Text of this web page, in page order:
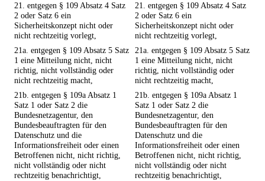
21. entgegen § 109 Absatz 4 Satz
2 oder Satz 6 ein
Sicherheitskonzept nicht oder
nicht rechtzeitig vorlegt,
21. entgegen § 109 Absatz 4 Satz
2 oder Satz 6 ein
Sicherheitskonzept nicht oder
nicht rechtzeitig vorlegt,
21a. entgegen § 109 Absatz 5 Satz
1 eine Mitteilung nicht, nicht
richtig, nicht vollständig oder
nicht rechtzeitig macht,
21a. entgegen § 109 Absatz 5 Satz
1 eine Mitteilung nicht, nicht
richtig, nicht vollständig oder
nicht rechtzeitig macht,
21b. entgegen § 109a Absatz 1
Satz 1 oder Satz 2 die
Bundesnetzagentur, den
Bundesbeauftragten für den
Datenschutz und die
Informationsfreiheit oder einen
Betroffenen nicht, nicht richtig,
nicht vollständig oder nicht
rechtzeitig benachrichtigt,
21b. entgegen § 109a Absatz 1
Satz 1 oder Satz 2 die
Bundesnetzagentur, den
Bundesbeauftragten für den
Datenschutz und die
Informationsfreiheit oder einen
Betroffenen nicht, nicht richtig,
nicht vollständig oder nicht
rechtzeitig benachrichtigt,